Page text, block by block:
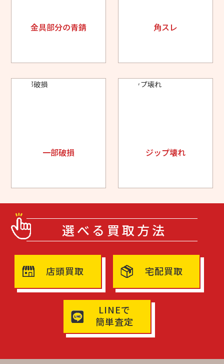
金具部分の青錆 角スレ
一部破損 ジップ壊れ
選べる買取方法
店頭買取 宅配買取
LINEで
簡単査定